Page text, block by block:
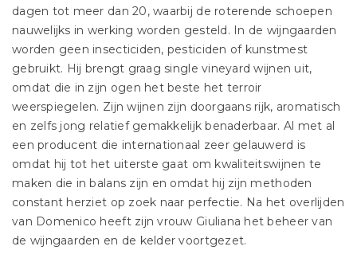
dagen tot meer dan 20, waarbij de roterende schoepen
nauwelijks in werking worden gesteld. In de wijngaarden
worden geen insecticiden, pesticiden of kunstmest
gebruikt. Hij brengt graag single vineyard wijnen uit,
omdat die in zijn ogen het beste het terroir
weerspiegelen. Zijn wijnen zijn doorgaans rijk, aromatisch
en zelfs jong relatief gemakkelijk benaderbaar. Al met al
een producent die internationaal zeer gelauwerd is
omdat hij tot het uiterste gaat om kwaliteitswijnen te
maken die in balans zijn en omdat hij zijn methoden
constant herziet op zoek naar perfectie. Na het overlijden
van Domenico heeft zijn vrouw Giuliana het beheer van
de wijngaarden en de kelder voortgezet.